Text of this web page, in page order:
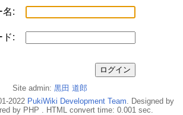
名:
ド:
Site admin: 黒田 道郎
2022 PukiWiki Development Team. Designed by
by PHP . HTML convert time: 0.001 sec.